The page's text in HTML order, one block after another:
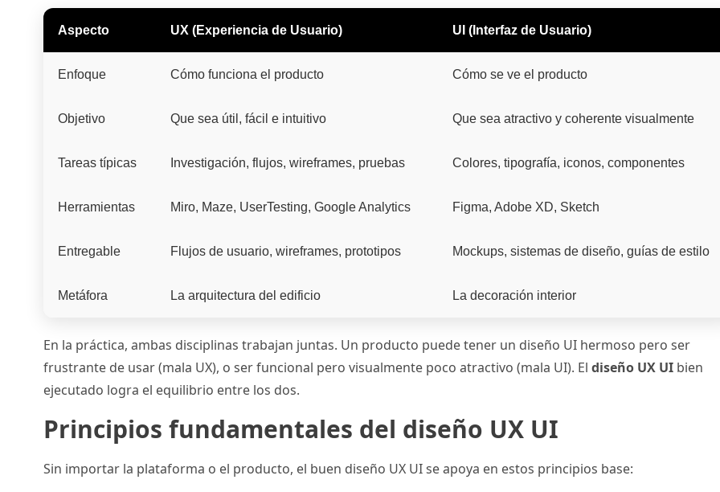
Aspecto UX (Experiencia de Usuario) UI (Interfaz de Usuario)
Enfoque Cómo funciona el producto Cómo se ve el producto
Objetivo Que sea útil, fácil e intuitivo Que sea atractivo y coherente visualmente
Tareas típicas Investigación, flujos, wireframes, pruebas Colores, tipografía, iconos, componentes
Herramientas Miro, Maze, UserTesting, Google Analytics Figma, Adobe XD, Sketch
Entregable Flujos de usuario, wireframes, prototipos Mockups, sistemas de diseño, guías de estilo
Metáfora La arquitectura del edificio La decoración interior
En la práctica, ambas disciplinas trabajan juntas. Un producto puede tener un diseño UI hermoso pero ser
frustrante de usar (mala UX), o ser funcional pero visualmente poco atractivo (mala UI). El diseño UX UIbien
ejecutado logra el equilibrio entre los dos.
Principios fundamentales del diseño UX UI
Sin importar la plataforma o el producto, el buen diseño UX UI se apoya en estos principios base: